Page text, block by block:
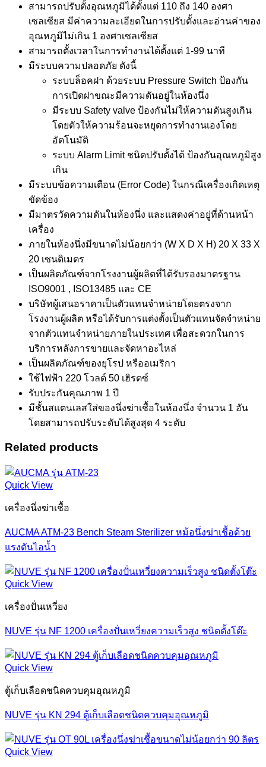
สามารถปรับตั้งอุณหภูมิได้ตั้งแต่ 110 ถึง 140 องศา
เซลเซียส มีค่าความละเอียดในการปรับตั้งและอ่านค่าของ
อุณหภูมิไม่เกิน 1 องศาเซลเซียส
สามารถตั้งเวลาในการทำงานได้ตั้งแต่ 1-99 นาที
มีระบบความปลอดภัย ดังนี้
ระบบล็อคฝา ด้วยระบบ Pressure Switch ป้องกัน
การเปิดฝาขณะมีความดันอยู่ในห้องนึ่ง
มีระบบ Safety valve ป้องกันไม่ให้ความดันสูงเกิน
โดยตัวให้ความร้อนจะหยุดการทำงานเองโดย
อัตโนมัติ
ระบบ Alarm Limit ชนิดปรับตั้งได้ ป้องกันอุณหภูมิสูง
เกิน
มีระบบข้อความเตือน (Error Code) ในกรณีเครื่องเกิดเหตุ
ขัดข้อง
มีมาตรวัดความดันในห้องนึ่ง และแสดงค่าอยู่ที่ด้านหน้า
เครื่อง
ภายในห้องนึ่งมีขนาดไม่น้อยกว่า (W X D X H) 20 X 33 X
20 เซนติเมตร
เป็นผลิตภัณฑ์จากโรงงานผู้ผลิตที่ได้รับรองมาตรฐาน
ISO9001 , ISO13485 และ CE
บริษัทผู้เสนอราคาเป็นตัวแทนจำหน่ายโดยตรงจาก
โรงงานผู้ผลิต หรือได้รับการแต่งตั้งเป็นตัวแทนจัดจำหน่าย
จากตัวแทนจำหน่ายภายในประเทศ เพื่อสะดวกในการ
บริการหลังการขายและจัดหาอะไหล่
เป็นผลิตภัณฑ์ของยุโรป หรืออเมริกา
ใช้ไฟฟ้า 220 โวลต์ 50 เฮิรตซ์
รับประกันคุณภาพ 1 ปี
มีชั้นสแตนเลสใส่ของนึ่งฆ่าเชื้อในห้องนึ่ง จำนวน 1 อัน
โดยสามารถปรับระดับได้สูงสุด 4 ระดับ
Related products
Quick View
เครื่องนึ่งฆ่าเชื้อ
AUCMA ATM-23 Bench Steam Sterilizer หม้อนึ่งฆ่าเชื้อด้วย
แรงดันไอน้ำ
Quick View
เครื่องปั่นเหวี่ยง
NUVE รุ่น NF 1200 เครื่องปั่นเหวี่ยงความเร็วสูง ชนิดตั้งโต๊ะ
Quick View
ตู้เก็บเลือดชนิดควบคุมอุณหภูมิ
NUVE รุ่น KN 294 ตู้เก็บเลือดชนิดควบคุมอุณหภูมิ
Quick View